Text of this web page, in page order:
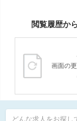
閲覧履歴か
画面の
どんな求人をお探し